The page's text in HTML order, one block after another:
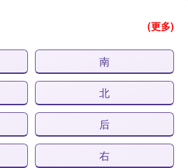
(更多)
南
北
后
右